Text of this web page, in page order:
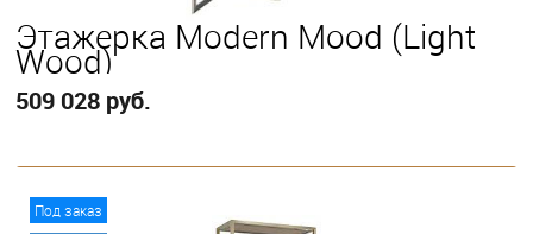
Этажерка Modern Mood (Light
Wood)
509 028 руб.
Под заказ